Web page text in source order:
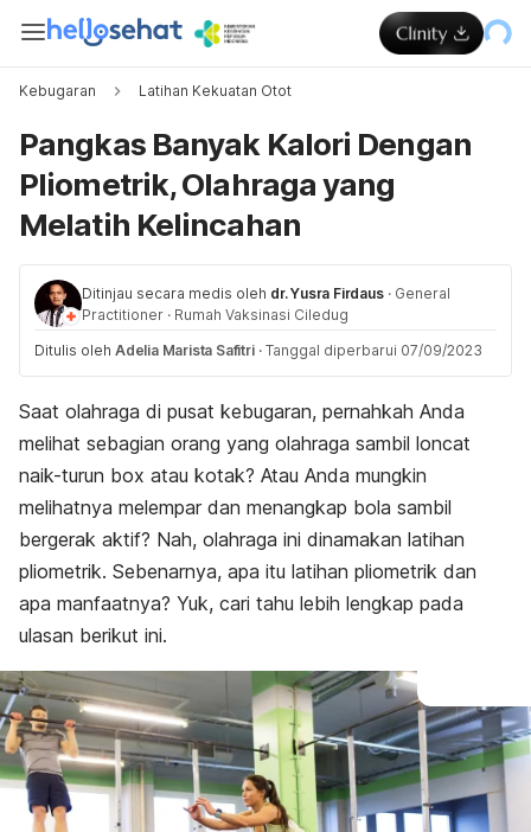
Kebugaran Latihan Kekuatan Otot
Pangkas Banyak Kalori Dengan
Pliometrik, Olahraga yang
Melatih Kelincahan
Ditinjau secara medis oleh dr. Yusra Firdaus · General
Practitioner · Rumah Vaksinasi Ciledug
Ditulis oleh Adelia Marista Safitri · Tanggal diperbarui 07/09/2023
Saat olahraga di pusat kebugaran, pernahkah Anda
melihat sebagian orang yang olahraga sambil loncat
naik-turun box atau kotak? Atau Anda mungkin
melihatnya melempar dan menangkap bola sambil
bergerak aktif? Nah, olahraga ini dinamakan latihan
pliometrik. Sebenarnya, apa itu latihan pliometrik dan
apa manfaatnya? Yuk, cari tahu lebih lengkap pada
ulasan berikut ini.